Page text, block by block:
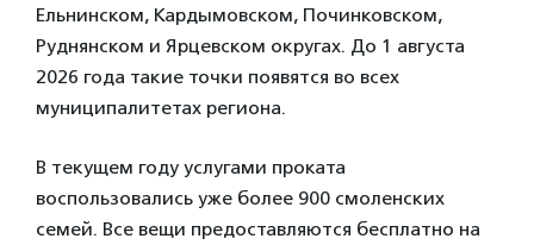
Ельнинском, Кардымовском, Починковском,
Руднянском и Ярцевском округах. До 1 августа
2026 года такие точки появятся во всех
муниципалитетах региона.
В текущем году услугами проката
воспользовались уже более 900 смоленских
семей. Все вещи предоставляются бесплатно на